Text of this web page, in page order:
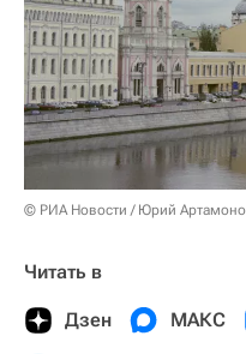
© РИА Новости / Юрий
Читать в
Дзен МАКС